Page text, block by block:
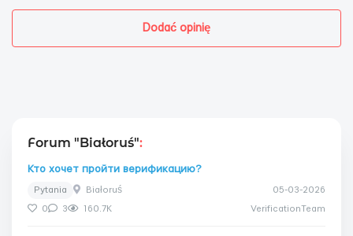
Dodać opinię
Forum "Białoruś":
Кто хочет пройти верификацию?
Pytania Białoruś 05-03-2026
0 3 160.7K VerificationTeam